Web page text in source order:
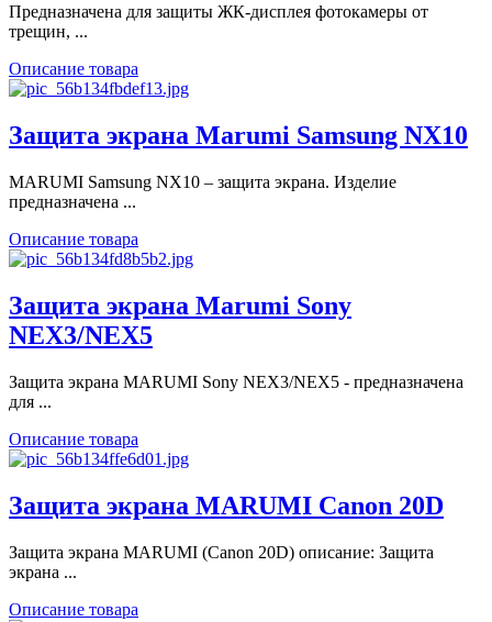
Предназначена для защиты ЖК-дисплея фотокамеры от
трещин, ...
Описание товара
Защита экрана Marumi Samsung NX10
MARUMI Samsung NX10 – защита экрана. Изделие
предназначена ...
Описание товара
Защита экрана Marumi Sony
NEX3/NEX5
Защита экрана MARUMI Sony NEX3/NEX5 - предназначена
для ...
Описание товара
Защита экрана MARUMI Canon 20D
Защита экрана MARUMI (Canon 20D) описание: Защита
экрана ...
Описание товара